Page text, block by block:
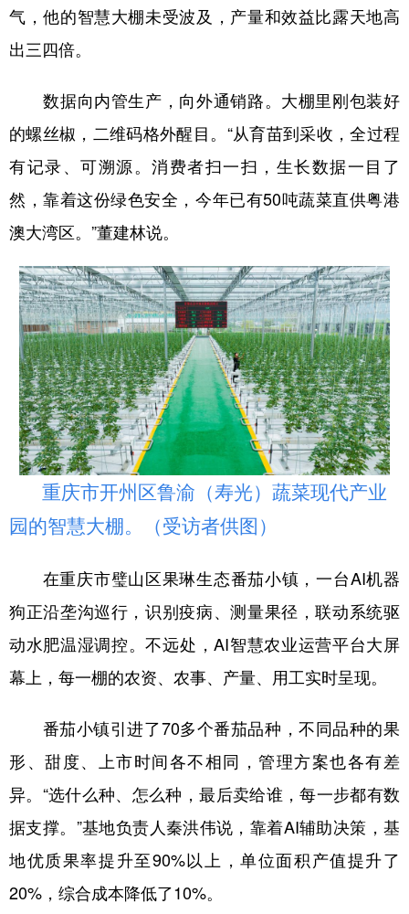
气，他的智慧大棚未受波及，产量和效益比露天地高
出三四倍。
数据向内管生产，向外通销路。大棚里刚包装好
的螺丝椒，二维码格外醒目。“从育苗到采收，全过程
有记录、可溯源。消费者扫一扫，生长数据一目了
然，靠着这份绿色安全，今年已有50吨蔬菜直供粤港
澳大湾区。”董建林说。
重庆市开州区鲁渝（寿光）蔬菜现代产业
园的智慧大棚。（受访者供图）
在重庆市璧山区果琳生态番茄小镇，一台AI机器
狗正沿垄沟巡行，识别疫病、测量果径，联动系统驱
动水肥温湿调控。不远处，AI智慧农业运营平台大屏
幕上，每一棚的农资、农事、产量、用工实时呈现。
番茄小镇引进了70多个番茄品种，不同品种的果
形、甜度、上市时间各不相同，管理方案也各有差
异。“选什么种、怎么种，最后卖给谁，每一步都有数
据支撑。”基地负责人秦洪伟说，靠着AI辅助决策，基
地优质果率提升至90%以上，单位面积产值提升了
20%，综合成本降低了10%。